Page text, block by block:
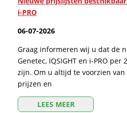
i-PRO
06-07-2026
Graag informeren wij u dat de
Genetec, IQSIGHT en i-PRO
zijn. Om u altijd te voorzien
prijzen en
LEES MEER